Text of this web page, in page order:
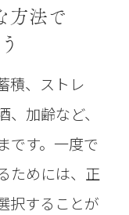
方法で
積、ストレ
加齢など、
です。一度で
ためには、正
択することが